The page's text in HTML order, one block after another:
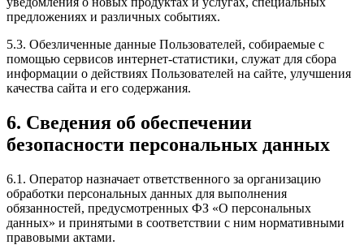
предложениях и различных событиях.
5.3. Обезличенные данные Пользователей, собираемые с
помощью сервисов интернет-статистики, служат для сбора
информации о действиях Пользователей на сайте, улучшения
качества сайта и его содержания.
6. Сведения об обеспечении
безопасности персональных данных
6.1. Оператор назначает ответственного за организацию
обработки персональных данных для выполнения
обязанностей, предусмотренных ФЗ «О персональных
данных» и принятыми в соответствии с ним нормативными
правовыми актами.